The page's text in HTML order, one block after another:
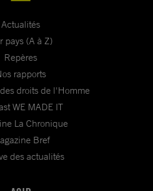
Actualités
pays (A à Z)
Repères
rapports
droits de l'Homme
WE MADE IT
La Chronique
Bref
des actualités